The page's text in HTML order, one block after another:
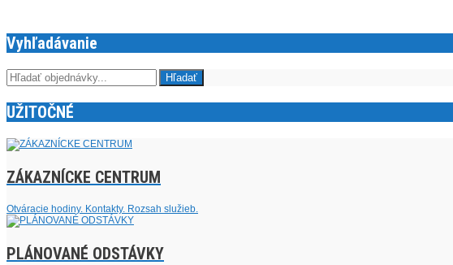
Vyhľadávanie
UŽITOČNÉ
ZÁKAZNÍCKE CENTRUM
Otváracie hodiny. Kontakty. Rozsah služieb.
PLÁNOVANÉ ODSTÁVKY